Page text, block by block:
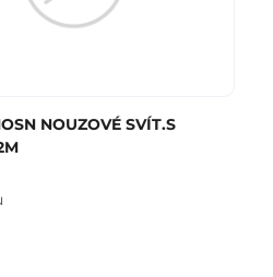
NOUZOVÉ SVÍT.S